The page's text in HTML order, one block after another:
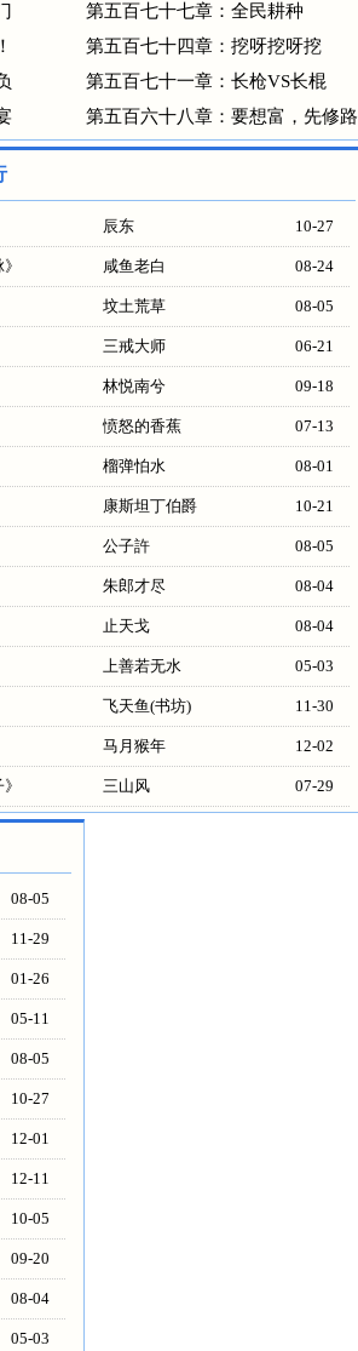
第五百七十七章：全民耕种
第五百七十四章：挖呀挖呀挖
第五百七十一章：长枪VS长棍
第五百六十八章：要想富，先修路
辰东 10-27
》 咸鱼老白 08-24
坟土荒草 08-05
三戒大师 06-21
林悦南兮 09-18
愤怒的香蕉 07-13
榴弹怕水 08-01
康斯坦丁伯爵 10-21
公子許 08-05
朱郎才尽 08-04
止天戈 08-04
上善若无水 05-03
飞天鱼(书坊) 11-30
马月猴年 12-02
》 三山风 07-29
08-05
11-29
01-26
05-11
08-05
10-27
12-01
12-11
10-05
09-20
08-04
05-03